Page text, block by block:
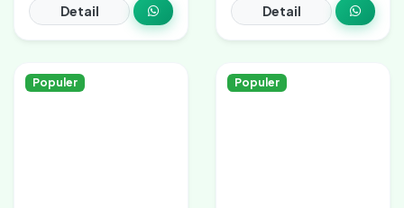
Detail Detail
Populer Populer